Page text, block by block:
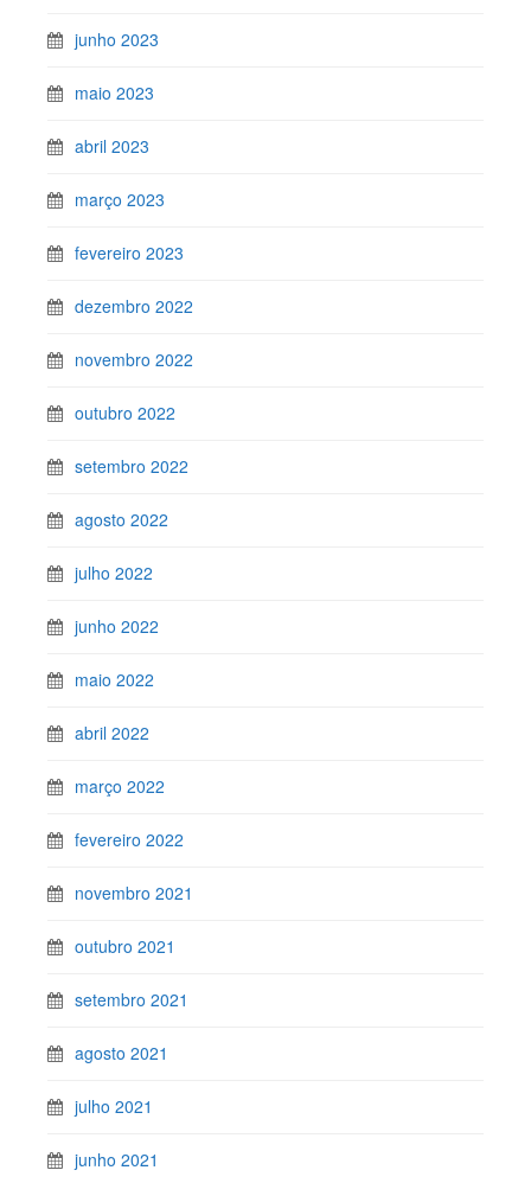
junho 2023
maio 2023
abril 2023
março 2023
fevereiro 2023
dezembro 2022
novembro 2022
outubro 2022
setembro 2022
agosto 2022
julho 2022
junho 2022
maio 2022
abril 2022
março 2022
fevereiro 2022
novembro 2021
outubro 2021
setembro 2021
agosto 2021
julho 2021
junho 2021